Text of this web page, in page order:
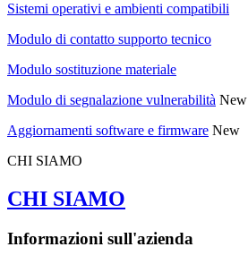
Sistemi operativi e ambienti compatibili
Modulo di contatto supporto tecnico
Modulo sostituzione materiale
Modulo di segnalazione vulnerabilità New
Aggiornamenti software e firmware New
CHI SIAMO
CHI SIAMO
Informazioni sull'azienda